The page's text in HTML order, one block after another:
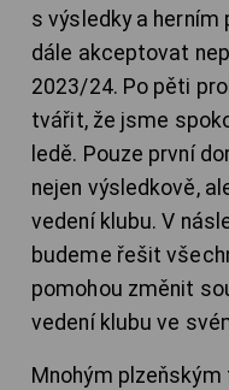
s výsledky a herním
dále akceptovat
2023/24. Po pěti
tvářit, že jsme
ledě. Pouze první
nejen výsledkově,
vedení klubu. V
budeme řešit
pomohou změnit
vedení klubu ve
Mnohým